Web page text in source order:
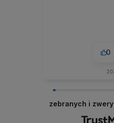
0
zebranych i